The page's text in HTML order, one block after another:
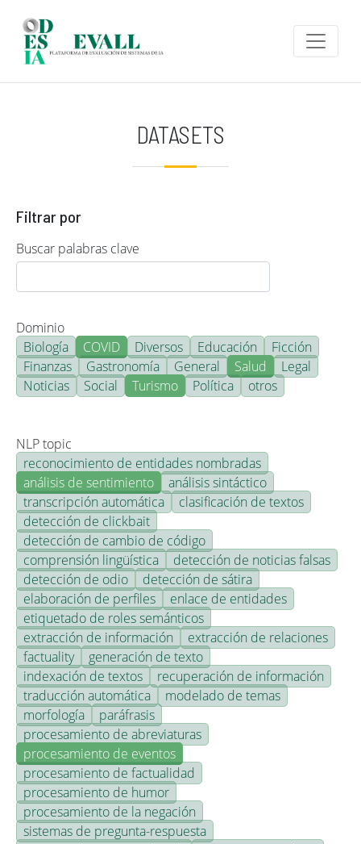
DATASETS
Filtrar por
Buscar palabras clave
Dominio
Biología
COVID Diversos Educación
Ficción
Finanzas
Gastronomía General Salud
Legal
Noticias
Social Turismo Política otros
NLP topic
reconocimiento de entidades nombradas
análisis de sentimiento
análisis sintáctico
transcripción automática
clasificación de textos
detección de clickbait
detección de cambio de código
comprensión lingüística
detección de noticias falsas
detección de odio
detección de sátira
elaboración de perfiles
enlace de entidades
etiquetado de roles semánticos
extracción de información
extracción de relaciones
factuality
generación de texto
indexación de textos
recuperación de información
traducción automática
modelado de temas
morfología
paráfrasis
procesamiento de abreviaturas
procesamiento de eventos
procesamiento de factualidad
procesamiento de humor
procesamiento de la negación
sistemas de pregunta-respuesta